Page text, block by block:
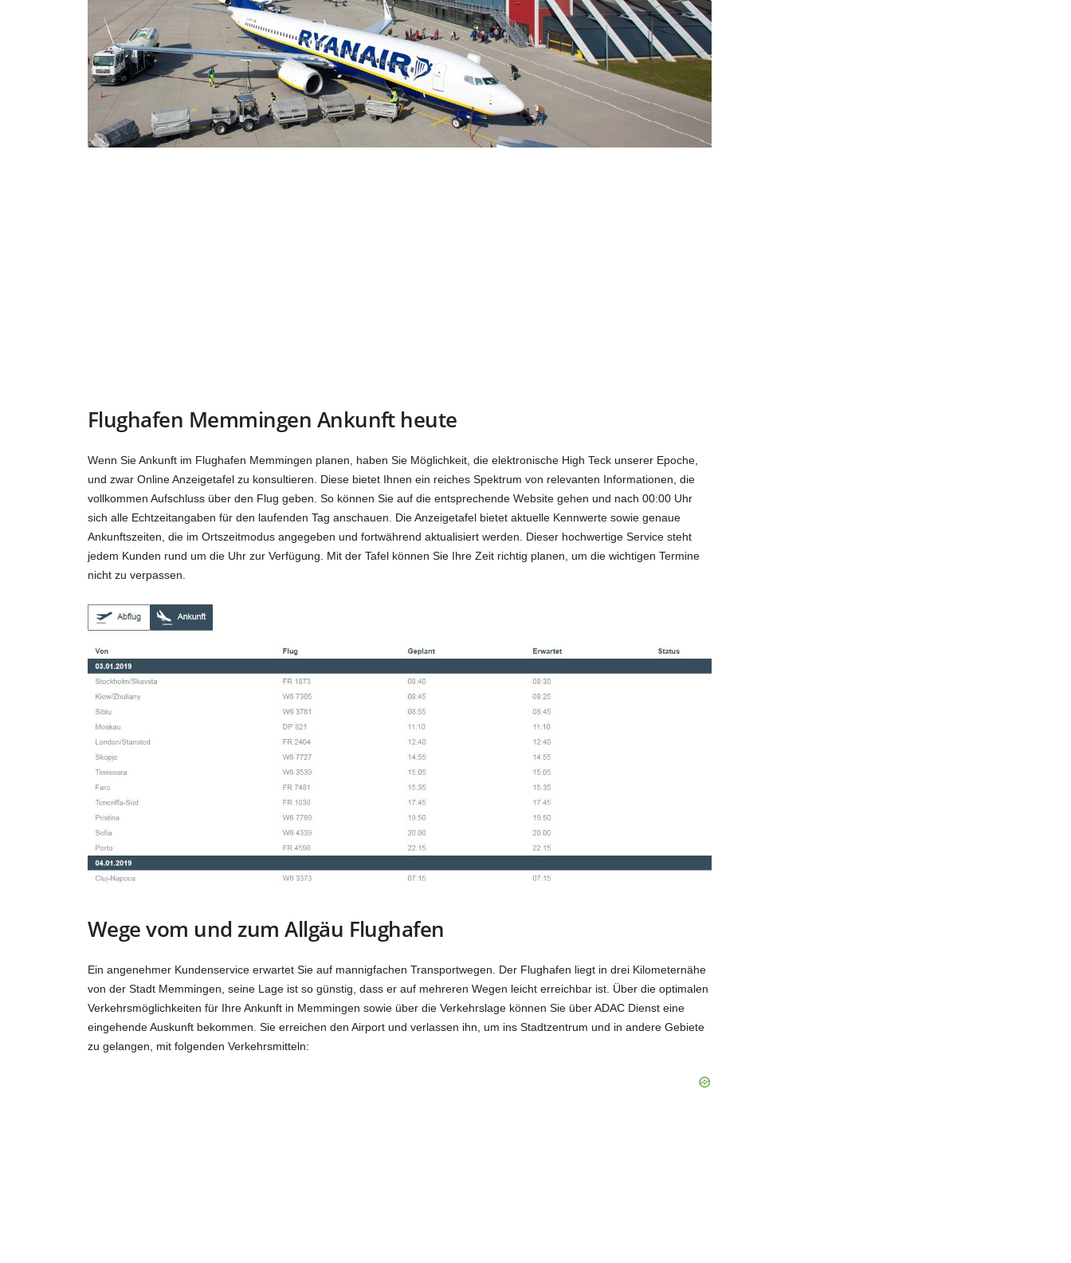
Flughafen Memmingen Ankunft heute
Wenn Sie Ankunft im Flughafen Memmingen planen, haben Sie Möglichkeit, die elektronische High Teck unserer Epoche,
und zwar Online Anzeigetafel zu konsultieren. Diese bietet Ihnen ein reiches Spektrum von relevanten Informationen, die
vollkommen Aufschluss über den Flug geben. So können Sie auf die entsprechende Website gehen und nach 00:00 Uhr
sich alle Echtzeitangaben für den laufenden Tag anschauen. Die Anzeigetafel bietet aktuelle Kennwerte sowie genaue
Ankunftszeiten, die im Ortszeitmodus angegeben und fortwährend aktualisiert werden. Dieser hochwertige Service steht
jedem Kunden rund um die Uhr zur Verfügung. Mit der Tafel können Sie Ihre Zeit richtig planen, um die wichtigen Termine
nicht zu verpassen.
Wege vom und zum Allgäu Flughafen
Ein angenehmer Kundenservice erwartet Sie auf mannigfachen Transportwegen. Der Flughafen liegt in drei Kilometernähe
von der Stadt Memmingen, seine Lage ist so günstig, dass er auf mehreren Wegen leicht erreichbar ist. Über die optimalen
Verkehrsmöglichkeiten für Ihre Ankunft in Memmingen sowie über die Verkehrslage können Sie über ADAC Dienst eine
eingehende Auskunft bekommen. Sie erreichen den Airport und verlassen ihn, um ins Stadtzentrum und in andere Gebiete
zu gelangen, mit folgenden Verkehrsmitteln: